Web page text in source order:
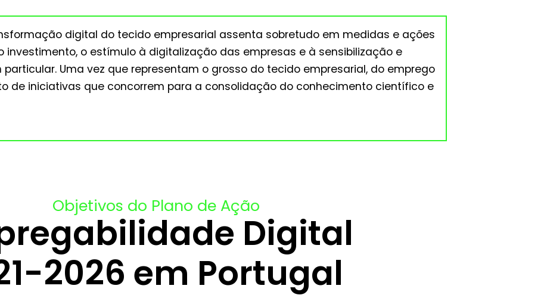
digital do tecido empresarial assenta sobretudo em medidas e ações
investimento, o estímulo à digitalização das empresas e à sensibilização e
particular. Uma vez que representam o grosso do tecido empresarial, do emprego
de iniciativas que concorrem para a consolidação do conhecimento científico e
Objetivos do Plano de Ação
Digital
2026 em Portugal